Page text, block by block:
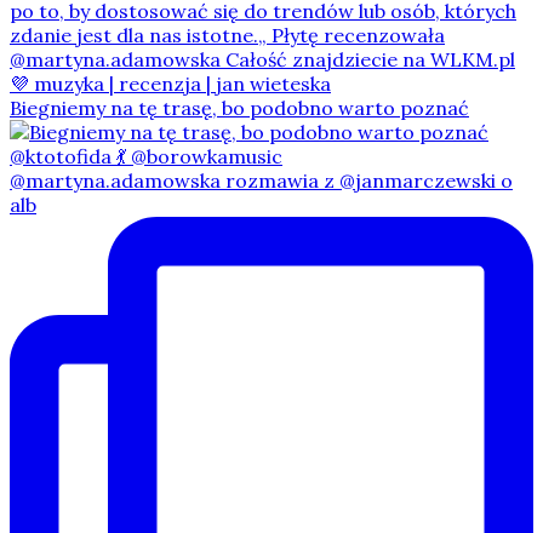
Biegniemy na tę trasę, bo podobno warto poznać
@martyna.adamowska rozmawia z @janmarczewski o
alb